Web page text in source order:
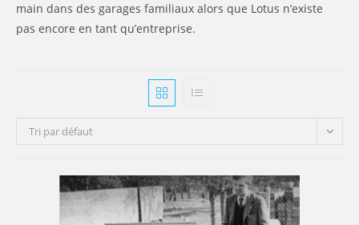
main dans des garages familiaux alors que Lotus n’existe
pas encore en tant qu’entreprise.
Tri par défaut